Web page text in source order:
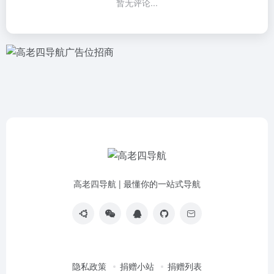
高老四导航 | 最懂你的一站式导航
隐私政策 捐赠小站 捐赠列表